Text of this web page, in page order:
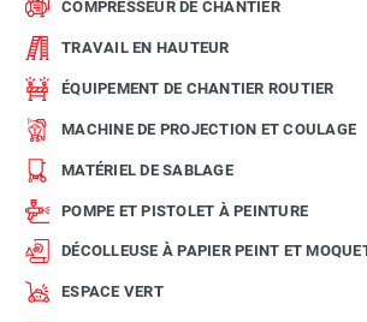
COMPRESSEUR DE CHANTIER
TRAVAIL EN HAUTEUR
ÉQUIPEMENT DE CHANTIER ROUTIER
MACHINE DE PROJECTION ET COULAGE
MATÉRIEL DE SABLAGE
POMPE ET PISTOLET À PEINTURE
DÉCOLLEUSE À PAPIER PEINT ET
ESPACE VERT